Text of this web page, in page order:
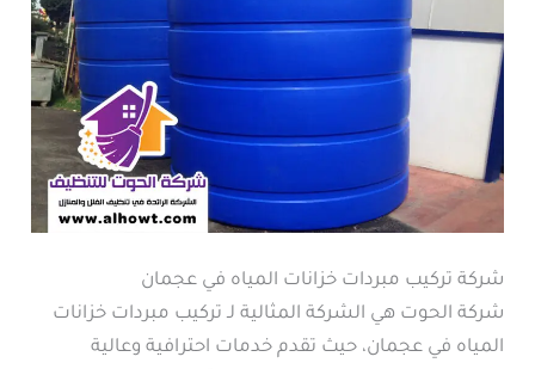
شركة تركيب مبردات خزانات المياه في عجمان
شركة الحوت هي الشركة المثالية لـ تركيب مبردات خزانات
المياه في عجمان، حيث تقدم خدمات احترافية وعالية